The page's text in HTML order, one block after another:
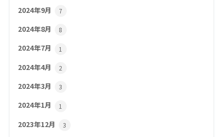
2024年9月 7
2024年8月 8
2024年7月 1
2024年4月 2
2024年3月 3
2024年1月 1
2023年12月 3